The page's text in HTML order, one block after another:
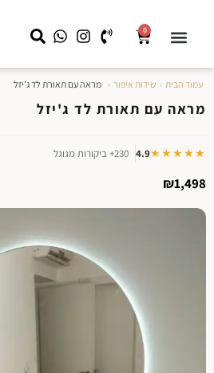
0
עמוד הבית › שידות איפור › מראה עם תאורת לד ג'יזל
מראה עם תאורת לד ג'יזל
★★★★★
4.9 230+ ביקורות מגוגל
₪1,498